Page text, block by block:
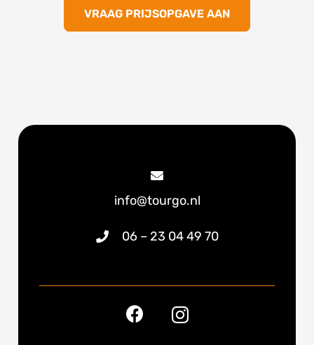
VRAAG PRIJSOPGAVE AAN
info@tourgo.nl
06 – 23 04 49 70